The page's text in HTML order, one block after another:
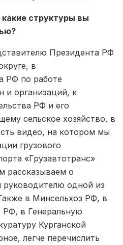
структуры вы
Президента РФ
в
РФ по работе
и организаций, к
РФ и его
сельское хозяйство, в
видео, на котором мы
грузового
«Грузавтотранс»
рассказываем о
одной из
в Минсельхоз РФ, в
РФ, в Генеральную
Курганской
легче перечислить